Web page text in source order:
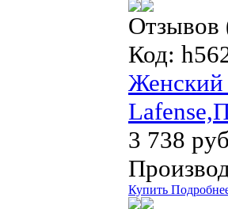
Отзывов
Код:
Женский
3 738
Купить